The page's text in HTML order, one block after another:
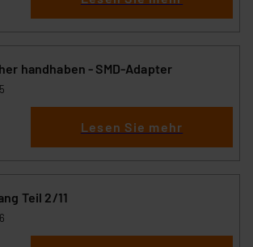
handhaben - SMD-Adapter
Lesen Sie mehr
Teil 2/11